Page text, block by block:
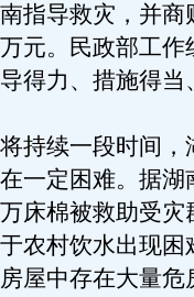
指导救灾，并商
元。民政部工作
得力、措施得当
续一段时间，
一定困难。据湖
床棉被救助受灾
农村饮水出现困
屋中存在大量危